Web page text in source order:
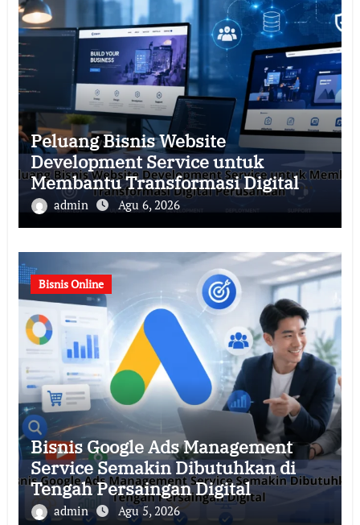
Peluang Bisnis Website
Development Service untuk
Membantu Transformasi Digital
Perusahaan
admin Agu 6, 2026
Bisnis Online
Bisnis Google Ads Management
Service Semakin Dibutuhkan di
Tengah Persaingan Digital
admin Agu 5, 2026